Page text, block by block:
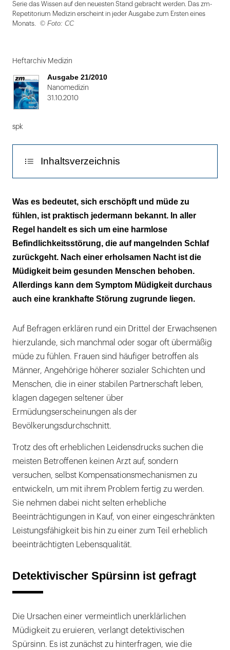
Serie das Wissen auf den neuesten Stand gebracht werden. Das zm-
Repetitorium Medizin erscheint in jeder Ausgabe zum Ersten eines
Monats.
© Foto: CC
1
von
2
Heftarchiv Medizin
Ausgabe 21/2010
Nanomedizin
31.10.2010
spk
Inhaltsverzeichnis
Detektivischer Spürsinn ist gefragt
Müde durch Schlafmangel
Sekundenschlaf – Vorsicht Unfallgefahr
Narkolepsie
Schlaf-Apnoe – müde sein bei angeblich
gutem Schlaf
Erkrankung
Müdigkeit bei Krebs – Tumorfatigue
Myasthenie
Das chronische Müdigkeitssyndrom
Müde durch Medikamente
Therapie der Müdigkeit
Was es bedeutet, sich erschöpft und müde zu
fühlen, ist praktisch jedermann bekannt. In aller
Regel handelt es sich um eine harmlose
Befindlichkeitsstörung, die auf mangelnden Schlaf
zurückgeht. Nach einer erholsamen Nacht ist die
Müdigkeit beim gesunden Menschen behoben.
Allerdings kann dem Symptom Müdigkeit durchaus
auch eine krankhafte Störung zugrunde liegen.
Auf Befragen erklären rund ein Drittel der Erwachsenen
hierzulande, sich manchmal oder sogar oft übermäßig
müde zu fühlen. Frauen sind häufiger betroffen als
Männer, Angehörige höherer sozialer Schichten und
Menschen, die in einer stabilen Partnerschaft leben,
klagen dagegen seltener über
Ermüdungserscheinungen als der
Bevölkerungsdurchschnitt.
Trotz des oft erheblichen Leidensdrucks suchen die
meisten Betroffenen keinen Arzt auf, sondern
versuchen, selbst Kompensationsmechanismen zu
entwickeln, um mit ihrem Problem fertig zu werden.
Sie nehmen dabei nicht selten erhebliche
Beeinträchtigungen in Kauf, von einer eingeschränkten
Leistungsfähigkeit bis hin zu einer zum Teil erheblich
beeinträchtigten Lebensqualität.
Detektivischer Spürsinn ist gefragt
Die Ursachen einer vermeintlich unerklärlichen
Müdigkeit zu eruieren, verlangt detektivischen
Spürsinn. Es ist zunächst zu hinterfragen, wie die